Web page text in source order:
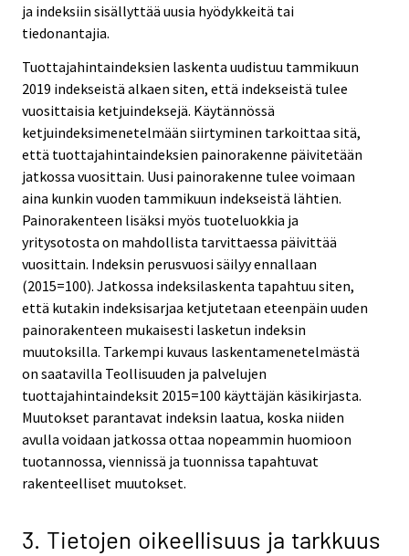
ja indeksiin sisällyttää uusia hyödykkeitä tai
tiedonantajia.
Tuottajahintaindeksien laskenta uudistuu tammikuun
2019 indekseistä alkaen siten, että indekseistä tulee
vuosittaisia ketjuindeksejä. Käytännössä
ketjuindeksimenetelmään siirtyminen tarkoittaa sitä,
että tuottajahintaindeksien painorakenne päivitetään
jatkossa vuosittain. Uusi painorakenne tulee voimaan
aina kunkin vuoden tammikuun indekseistä lähtien.
Painorakenteen lisäksi myös tuoteluokkia ja
yritysotosta on mahdollista tarvittaessa päivittää
vuosittain. Indeksin perusvuosi säilyy ennallaan
(2015=100). Jatkossa indeksilaskenta tapahtuu siten,
että kutakin indeksisarjaa ketjutetaan eteenpäin uuden
painorakenteen mukaisesti lasketun indeksin
muutoksilla. Tarkempi kuvaus laskentamenetelmästä
on saatavilla Teollisuuden ja palvelujen
tuottajahintaindeksit 2015=100 käyttäjän käsikirjasta.
Muutokset parantavat indeksin laatua, koska niiden
avulla voidaan jatkossa ottaa nopeammin huomioon
tuotannossa, viennissä ja tuonnissa tapahtuvat
rakenteelliset muutokset.
3. Tietojen oikeellisuus ja tarkkuus